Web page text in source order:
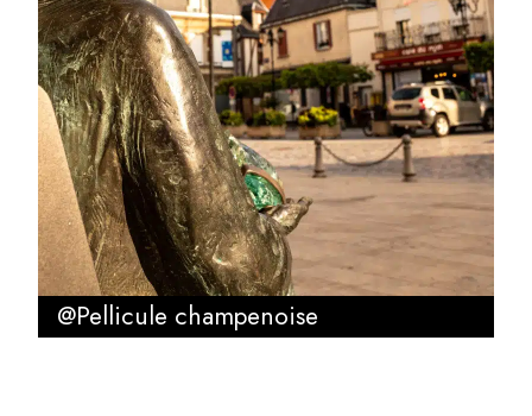
@Pellicule champenoise